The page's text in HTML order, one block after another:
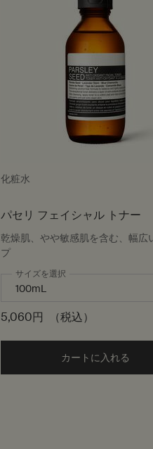
化粧水
パセリ フェイシャル トナー
乾燥肌、やや敏感肌を含む、幅広
プ
サイズを選択
5,060円 （税込）
カートに入れる